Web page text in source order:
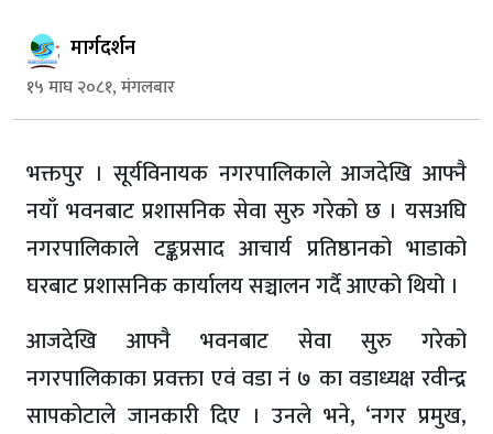
मार्गदर्शन
१५ माघ २०८१, मंगलबार
भक्तपुर । सूर्यविनायक नगरपालिकाले आजदेखि आफ्नै
नयाँ भवनबाट प्रशासनिक सेवा सुरु गरेको छ । यसअघि
नगरपालिकाले टङ्कप्रसाद आचार्य प्रतिष्ठानको भाडाको
घरबाट प्रशासनिक कार्यालय सञ्चालन गर्दै आएको थियो ।
आजदेखि आफ्नै भवनबाट सेवा सुरु गरेको
नगरपालिकाका प्रवक्ता एवं वडा नं ७ का वडाध्यक्ष रवीन्द्र
सापकोटाले जानकारी दिए । उनले भने, ‘नगर प्रमुख,